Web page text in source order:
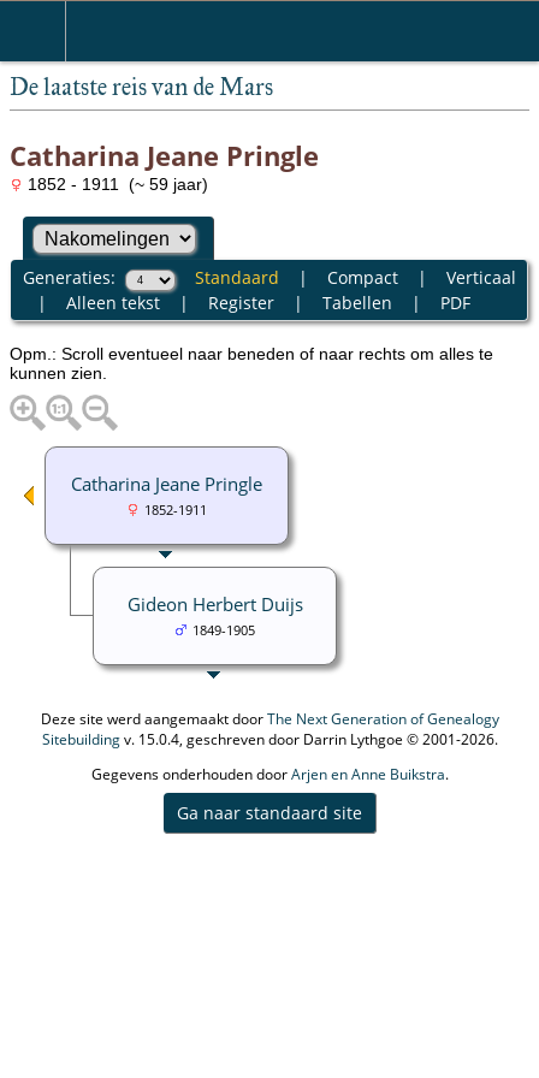
De laatste reis van de Mars
Catharina Jeane Pringle
1852 - 1911 (~ 59 jaar)
Generaties: Standaard | Compact| Verticaal
| Alleen tekst| Register| Tabellen | PDF
Opm.: Scroll eventueel naar beneden of naar rechts om alles te
kunnen zien.
Catharina Jeane Pringle
1852-1911
Gideon Herbert Duijs
1849-1905
Deze site werd aangemaakt doorThe Next Generation of Genealogy
Sitebuildingv. 15.0.4, geschreven door Darrin Lythgoe © 2001-2026.
Gegevens onderhouden doorArjen en Anne Buikstra.
Ga naar standaard site